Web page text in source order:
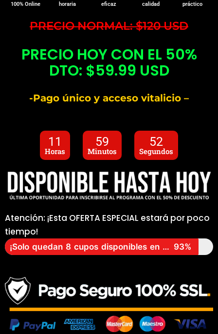
100% Online
horaria
eficaz
calidad
práctico
PRECIO NORMAL: $120 USD
PRECIO HOY CON EL 50%
DTO: $59.99 USD
-Pago único y acceso vitalicio –
11
Horas
59
Minutos
51
Segundos
Atención: ¡Esta OFERTA ESPECIAL estará por poco
tiempo!
¡Solo quedan 8 cupos disponibles en esta promoción! 93%